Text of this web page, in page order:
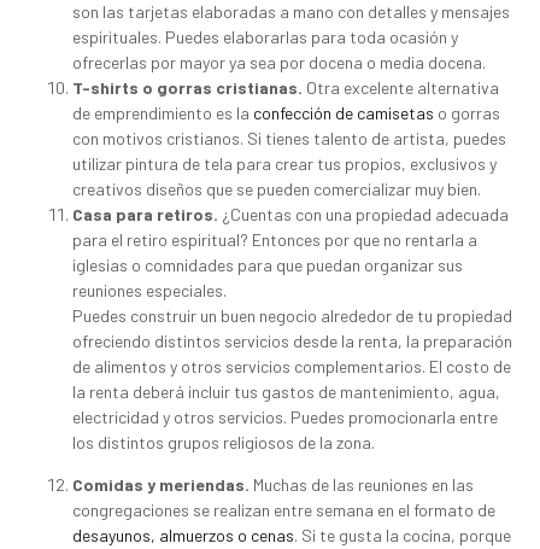
son las tarjetas elaboradas a mano con detalles y mensajes
espirituales. Puedes elaborarlas para toda ocasión y
ofrecerlas por mayor ya sea por docena o media docena.
T-shirts o gorras cristianas. Otra excelente alternativa
de emprendimiento es la confección de camisetas o gorras
con motivos cristianos. Si tienes talento de artista, puedes
utilizar pintura de tela para crear tus propios, exclusivos y
creativos diseños que se pueden comercializar muy bien.
Casa para retiros. ¿Cuentas con una propiedad adecuada
para el retiro espiritual? Entonces por que no rentarla a
iglesias o comnidades para que puedan organizar sus
reuniones especiales.
Puedes construir un buen negocio alrededor de tu propiedad
ofreciendo distintos servicios desde la renta, la preparación
de alimentos y otros servicios complementarios. El costo de
la renta deberá incluir tus gastos de mantenimiento, agua,
electricidad y otros servicios. Puedes promocionarla entre
los distintos grupos religiosos de la zona.
Comidas y meriendas. Muchas de las reuniones en las
congregaciones se realizan entre semana en el formato de
desayunos, almuerzos o cenas. Si te gusta la cocina, porque